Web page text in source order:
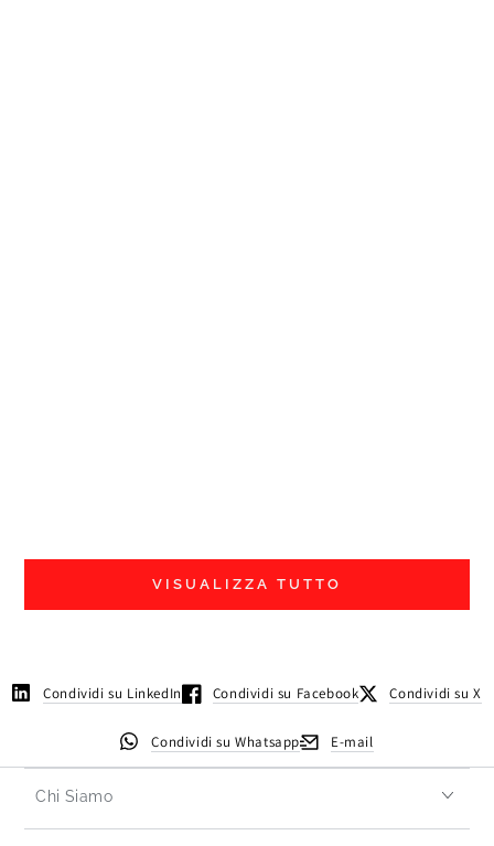
VISUALIZZA TUTTO
Condividi su LinkedIn Condividi su Facebook Condividi su X
Condividi su Whatsapp E-mail
Chi Siamo